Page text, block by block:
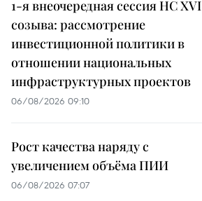
1-я внеочередная сессия НС XVI
созыва: рассмотрение
инвестиционной политики в
отношении национальных
инфраструктурных проектов
06/08/2026 09:10
Рост качества наряду с
увеличением объёма ПИИ
06/08/2026 07:07